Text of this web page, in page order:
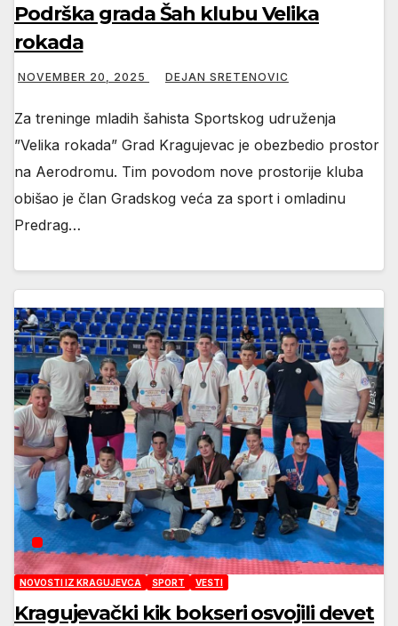
Podrška grada Šah klubu Velika
rokada
NOVEMBER 20, 2025 DEJAN SRETENOVIC
Za treninge mladih šahista Sportskog udruženja
”Velika rokada” Grad Kragujevac je obezbedio prostor
na Aerodromu. Tim povodom nove prostorije kluba
obišao je član Gradskog veća za sport i omladinu
Predrag…
NOVOSTI IZ KRAGUJEVCA SPORT VESTI
Kragujevački kik bokseri osvojili devet